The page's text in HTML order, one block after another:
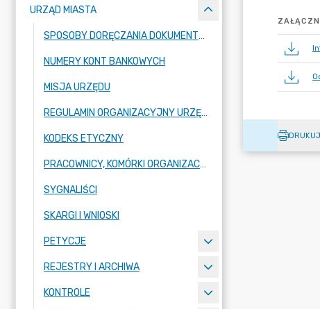
URZĄD MIASTA
SPOSOBY DORĘCZANIA DOKUMENTÓW DO URZĘDU MIASTA RADZIONKÓW
NUMERY KONT BANKOWYCH
MISJA URZĘDU
REGULAMIN ORGANIZACYJNY URZĘDU
KODEKS ETYCZNY
PRACOWNICY, KOMÓRKI ORGANIZACYJNE URZĘDU
SYGNALIŚCI
SKARGI I WNIOSKI
PETYCJE
REJESTRY I ARCHIWA
KONTROLE
DRUKUJ